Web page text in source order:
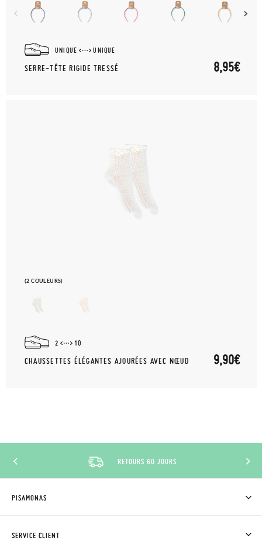
UNIQUE UNIQUE
SERRE-TÊTE RIGIDE TRESSÉ 8,95€
(2 COULEURS)
2 10
CHAUSSETTES ÉLÉGANTES AJOURÉES AVEC NŒUD 9,90€
RETOURS 60 JOURS
PISAMONAS
SERVICE CLIENT